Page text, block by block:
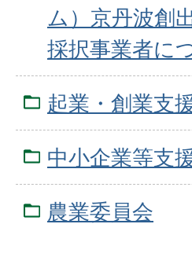
ム）京丹波創
採択事業者に
起業・創業支
中小企業等支
農業委員会